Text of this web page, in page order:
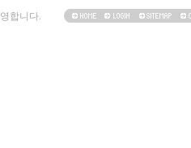
합니다.